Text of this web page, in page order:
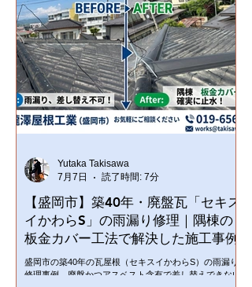
【盛岡市】築40年・廃盤瓦「セキス
イかわらS」の雨漏り修理｜隅棟の
板金カバー工法で解決した施工事例
盛岡市の築40年の瓦屋根（セキスイかわらS）の雨漏り
修理事例。廃盤かつアスベスト含有で差し替えできない
Yutaka Takisawa
7月7日
読了時間: 7分